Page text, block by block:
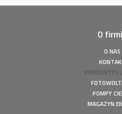
O
O NAS
PRODUKTY I
POMPY
MAGAZYN